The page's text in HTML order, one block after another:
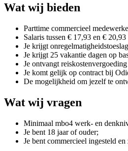
Wat wij bieden
Parttime commercieel
Salaris tussen € 17,93 en €
Je krijgt
Je krijgt 25 vakantie dagen op
Je ontvangt
Je komt gelijk op contract bij
De mogelijkheid om jezelf te
Wat wij vragen
Minimaal mbo4 werk- en
Je bent 18 jaar of ouder;
Je bent commercieel ingesteld en